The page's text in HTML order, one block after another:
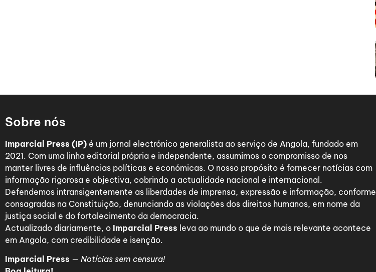
Sobre nós
Imparcial Press (IP) é um jornal electrónico generalista ao serviço de Angola, fundado em
2021. Com uma linha editorial própria e independente, assumimos o compromisso de nos
manter livres de influências políticas e económicas. O nosso propósito é fornecer notícias com
informação rigorosa e objectiva, cobrindo a actualidade nacional e internacional.
Defendemos intransigentemente as liberdades de imprensa, expressão e informação, conforme
consagradas na Constituição, denunciando as violações dos direitos humanos, em nome da
justiça social e do fortalecimento da democracia.
Actualizado diariamente, o Imparcial Press leva ao mundo o que de mais relevante acontece
em Angola, com credibilidade e isenção.
Imparcial Press — Notícias sem censura!